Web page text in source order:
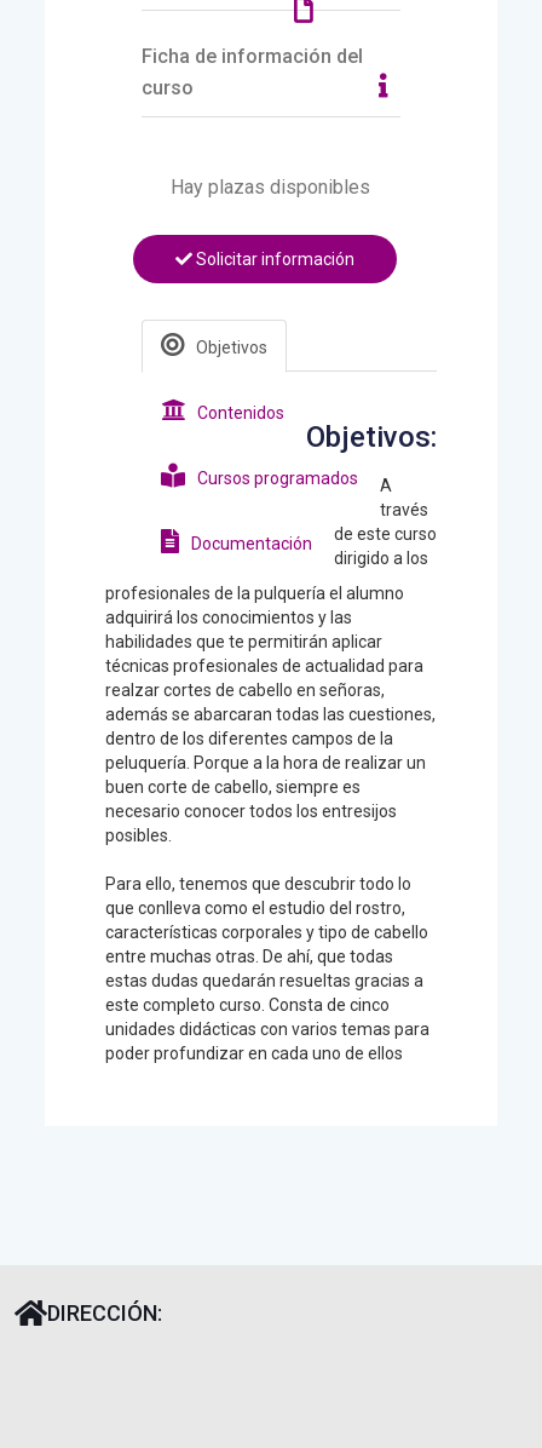
Ficha de información del
curso
Hay plazas disponibles
Solicitar información
Objetivos
Contenidos
Cursos programados
Documentación
Objetivos:
A
través
de este curso
dirigido a los
profesionales de la pulquería el alumno
adquirirá los conocimientos y las
habilidades que te permitirán aplicar
técnicas profesionales de actualidad para
realzar cortes de cabello en señoras,
además se abarcaran todas las cuestiones,
dentro de los diferentes campos de la
peluquería. Porque a la hora de realizar un
buen corte de cabello, siempre es
necesario conocer todos los entresijos
posibles.
Para ello, tenemos que descubrir todo lo
que conlleva como el estudio del rostro,
características corporales y tipo de cabello
entre muchas otras. De ahí, que todas
estas dudas quedarán resueltas gracias a
este completo curso. Consta de cinco
unidades didácticas con varios temas para
poder profundizar en cada uno de ellos
DIRECCIÓN: